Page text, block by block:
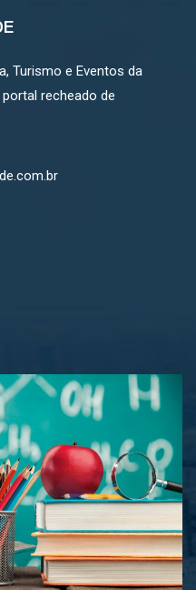
Turismo e Eventos da
recheado de